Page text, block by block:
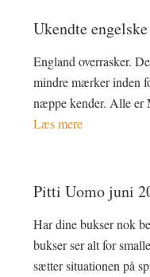
Ukendte
England overrasker.
mindre mærker inden
næppe kender. Alle er
Læs mere
Pitti Uomo juni
Har dine bukser nok
bukser ser alt for
sætter situationen på